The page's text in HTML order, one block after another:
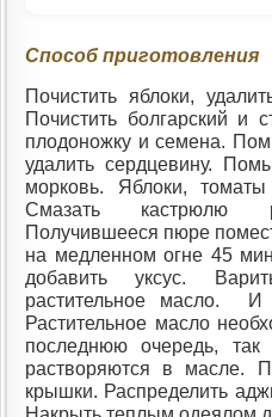
Способ приготовления
Почистить яблоки,
Почистить болгарский и
плодоножку и семена.
удалить сердцевину.
морковь. Яблоки,
Смазать кастрюлю
Получившееся пюре
на медленном огне 45
добавить уксус.
растительное масло. И
Растительное масло
последнюю очередь,
растворяются в масле.
крышки. Распределить